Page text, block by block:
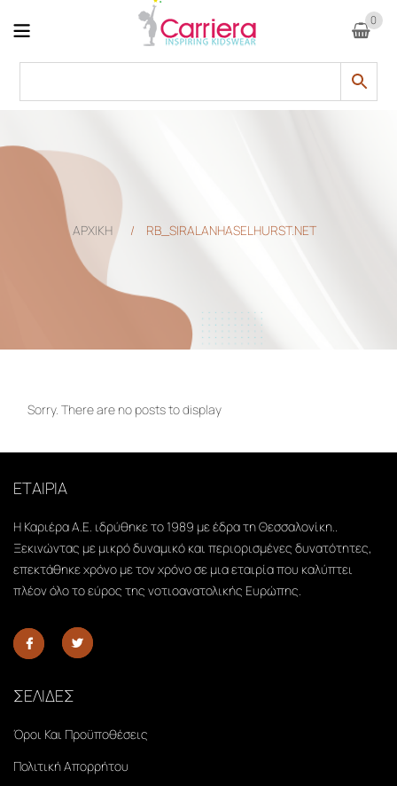
0
ΑΡΧΙΚΗ / RB_SIRALANHASELHURST.NET
Sorry. There are no posts to display
ΕΤΑΙΡΙΑ
Η Καριέρα Α.Ε. ιδρύθηκε το 1989 με έδρα τη Θεσσαλονίκη..
Ξεκινώντας με μικρό δυναμικό και περιορισμένες δυνατότητες,
επεκτάθηκε χρόνο με τον χρόνο σε μια εταιρία που καλύπτει
πλέον όλο το εύρος της νοτιοανατολικής Ευρώπης.
ΣΕΛΙΔΕΣ
Όροι Και Προϋποθέσεις
Πολιτική Απορρήτου